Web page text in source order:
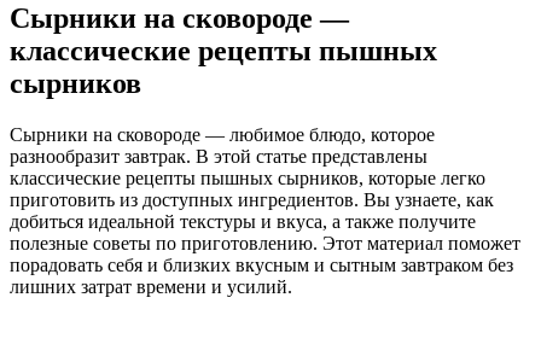
Сырники на сковороде —
классические рецепты пышных
сырников
Сырники на сковороде — любимое блюдо, которое
разнообразит завтрак. В этой статье представлены
классические рецепты пышных сырников, которые легко
приготовить из доступных ингредиентов. Вы узнаете, как
добиться идеальной текстуры и вкуса, а также получите
полезные советы по приготовлению. Этот материал поможет
порадовать себя и близких вкусным и сытным завтраком без
лишних затрат времени и усилий.